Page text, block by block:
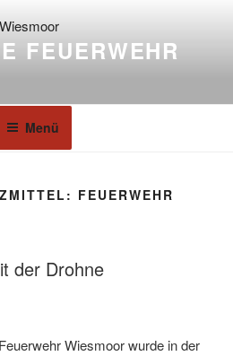
FEUERWEHR
Menü
FEUERWEHR
der Drohne
Wiesmoor wurde in der